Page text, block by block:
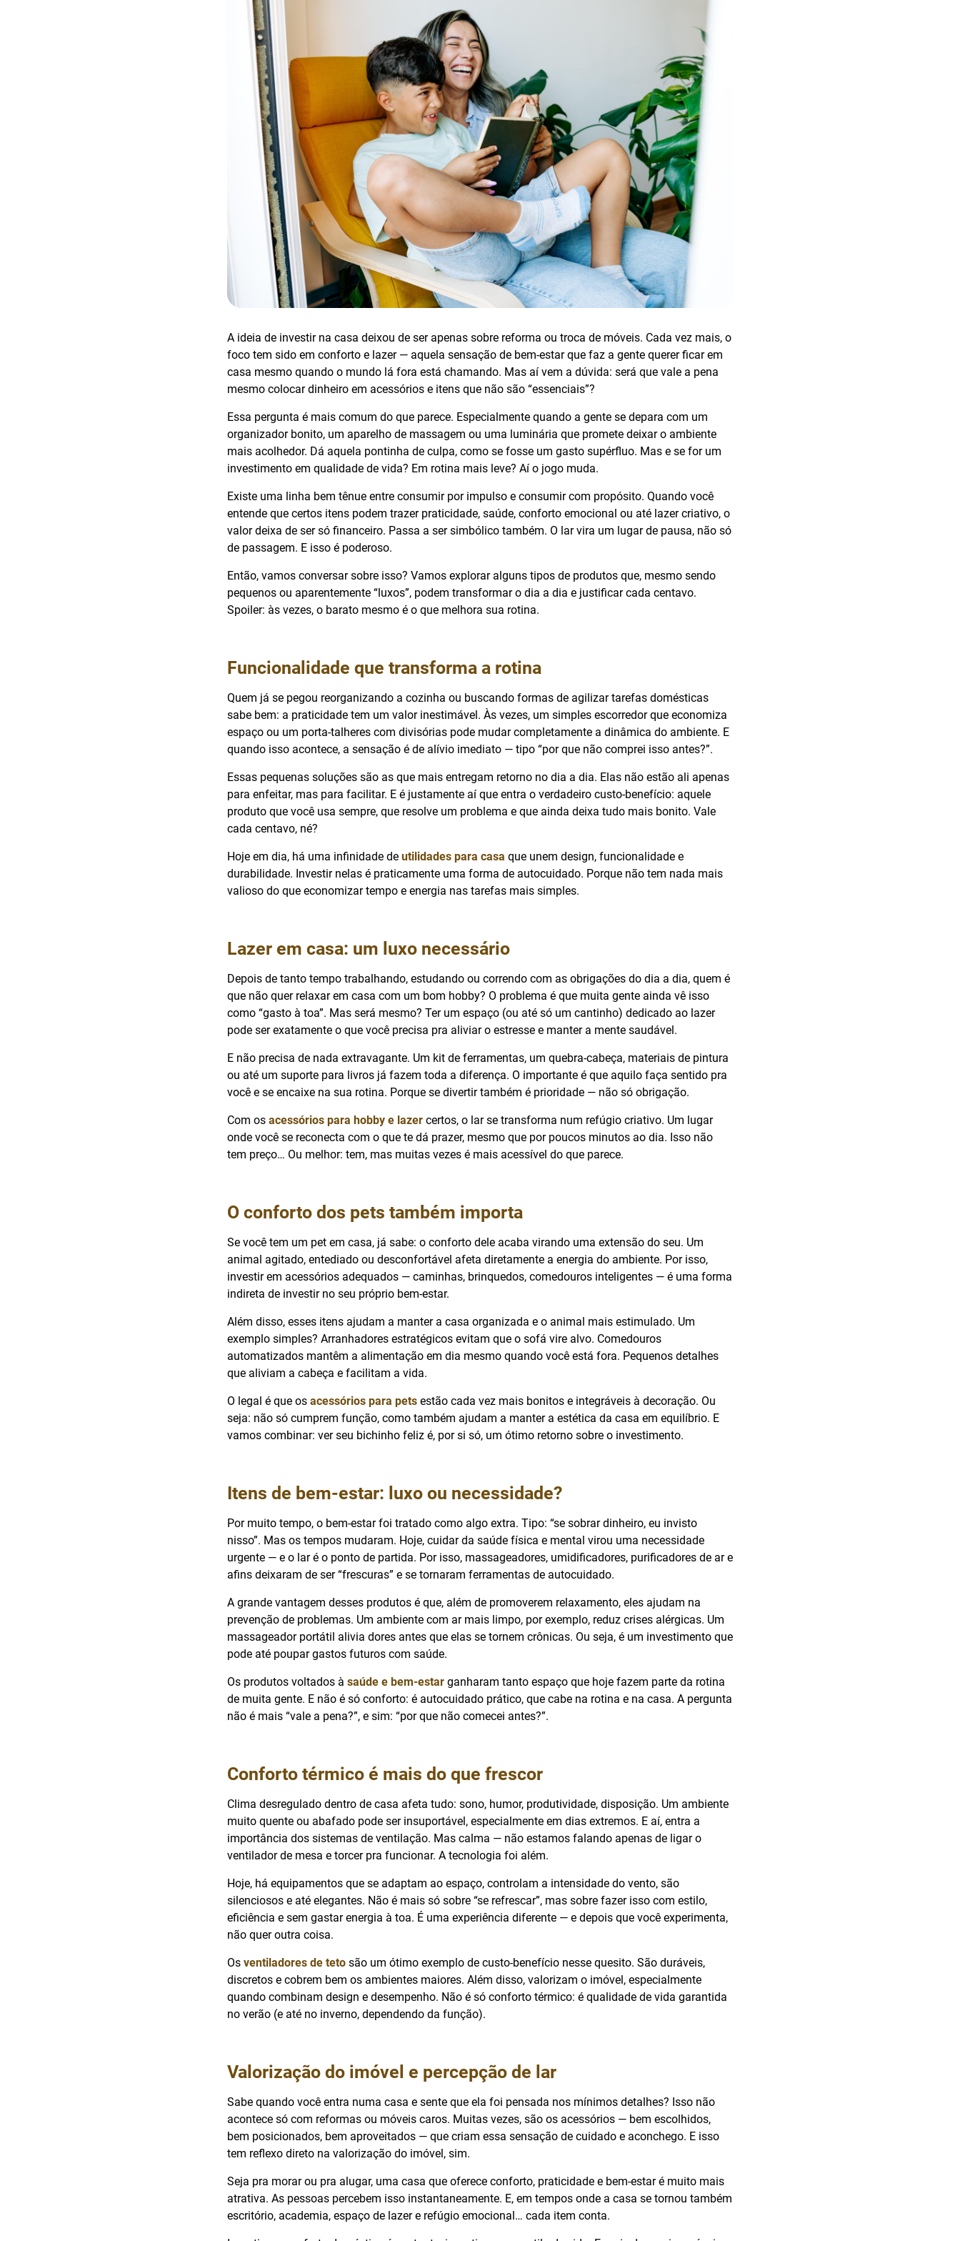
A ideia de investir na casa deixou de ser apenas sobre reforma ou troca de móveis. Cada vez mais, o
foco tem sido em conforto e lazer — aquela sensação de bem-estar que faz a gente querer ficar em
casa mesmo quando o mundo lá fora está chamando. Mas aí vem a dúvida: será que vale a pena
mesmo colocar dinheiro em acessórios e itens que não são “essenciais”?
Essa pergunta é mais comum do que parece. Especialmente quando a gente se depara com um
organizador bonito, um aparelho de massagem ou uma luminária que promete deixar o ambiente
mais acolhedor. Dá aquela pontinha de culpa, como se fosse um gasto supérfluo. Mas e se for um
investimento em qualidade de vida? Em rotina mais leve? Aí o jogo muda.
Existe uma linha bem tênue entre consumir por impulso e consumir com propósito. Quando você
entende que certos itens podem trazer praticidade, saúde, conforto emocional ou até lazer criativo, o
valor deixa de ser só financeiro. Passa a ser simbólico também. O lar vira um lugar de pausa, não só
de passagem. E isso é poderoso.
Então, vamos conversar sobre isso? Vamos explorar alguns tipos de produtos que, mesmo sendo
pequenos ou aparentemente “luxos”, podem transformar o dia a dia e justificar cada centavo.
Spoiler: às vezes, o barato mesmo é o que melhora sua rotina.
Funcionalidade que transforma a rotina
Quem já se pegou reorganizando a cozinha ou buscando formas de agilizar tarefas domésticas
sabe bem: a praticidade tem um valor inestimável. Às vezes, um simples escorredor que economiza
espaço ou um porta-talheres com divisórias pode mudar completamente a dinâmica do ambiente. E
quando isso acontece, a sensação é de alívio imediato — tipo “por que não comprei isso antes?”.
Essas pequenas soluções são as que mais entregam retorno no dia a dia. Elas não estão ali apenas
para enfeitar, mas para facilitar. E é justamente aí que entra o verdadeiro custo-benefício: aquele
produto que você usa sempre, que resolve um problema e que ainda deixa tudo mais bonito. Vale
cada centavo, né?
Hoje em dia, há uma infinidade de utilidades para casa que unem design, funcionalidade e
durabilidade. Investir nelas é praticamente uma forma de autocuidado. Porque não tem nada mais
valioso do que economizar tempo e energia nas tarefas mais simples.
Lazer em casa: um luxo necessário
Depois de tanto tempo trabalhando, estudando ou correndo com as obrigações do dia a dia, quem é
que não quer relaxar em casa com um bom hobby? O problema é que muita gente ainda vê isso
como “gasto à toa”. Mas será mesmo? Ter um espaço (ou até só um cantinho) dedicado ao lazer
pode ser exatamente o que você precisa pra aliviar o estresse e manter a mente saudável.
E não precisa de nada extravagante. Um kit de ferramentas, um quebra-cabeça, materiais de pintura
ou até um suporte para livros já fazem toda a diferença. O importante é que aquilo faça sentido pra
você e se encaixe na sua rotina. Porque se divertir também é prioridade — não só obrigação.
Com os acessórios para hobby e lazer certos, o lar se transforma num refúgio criativo. Um lugar
onde você se reconecta com o que te dá prazer, mesmo que por poucos minutos ao dia. Isso não
tem preço… Ou melhor: tem, mas muitas vezes é mais acessível do que parece.
O conforto dos pets também importa
Se você tem um pet em casa, já sabe: o conforto dele acaba virando uma extensão do seu. Um
animal agitado, entediado ou desconfortável afeta diretamente a energia do ambiente. Por isso,
investir em acessórios adequados — caminhas, brinquedos, comedouros inteligentes — é uma forma
indireta de investir no seu próprio bem-estar.
Além disso, esses itens ajudam a manter a casa organizada e o animal mais estimulado. Um
exemplo simples? Arranhadores estratégicos evitam que o sofá vire alvo. Comedouros
automatizados mantêm a alimentação em dia mesmo quando você está fora. Pequenos detalhes
que aliviam a cabeça e facilitam a vida.
O legal é que os acessórios para pets estão cada vez mais bonitos e integráveis à decoração. Ou
seja: não só cumprem função, como também ajudam a manter a estética da casa em equilíbrio. E
vamos combinar: ver seu bichinho feliz é, por si só, um ótimo retorno sobre o investimento.
Itens de bem-estar: luxo ou necessidade?
Por muito tempo, o bem-estar foi tratado como algo extra. Tipo: “se sobrar dinheiro, eu invisto
nisso”. Mas os tempos mudaram. Hoje, cuidar da saúde física e mental virou uma necessidade
urgente — e o lar é o ponto de partida. Por isso, massageadores, umidificadores, purificadores de ar e
afins deixaram de ser “frescuras” e se tornaram ferramentas de autocuidado.
A grande vantagem desses produtos é que, além de promoverem relaxamento, eles ajudam na
prevenção de problemas. Um ambiente com ar mais limpo, por exemplo, reduz crises alérgicas. Um
massageador portátil alivia dores antes que elas se tornem crônicas. Ou seja, é um investimento que
pode até poupar gastos futuros com saúde.
Os produtos voltados à saúde e bem-estar ganharam tanto espaço que hoje fazem parte da rotina
de muita gente. E não é só conforto: é autocuidado prático, que cabe na rotina e na casa. A pergunta
não é mais “vale a pena?”, e sim: “por que não comecei antes?”.
Conforto térmico é mais do que frescor
Clima desregulado dentro de casa afeta tudo: sono, humor, produtividade, disposição. Um ambiente
muito quente ou abafado pode ser insuportável, especialmente em dias extremos. E aí, entra a
importância dos sistemas de ventilação. Mas calma — não estamos falando apenas de ligar o
ventilador de mesa e torcer pra funcionar. A tecnologia foi além.
Hoje, há equipamentos que se adaptam ao espaço, controlam a intensidade do vento, são
silenciosos e até elegantes. Não é mais só sobre “se refrescar”, mas sobre fazer isso com estilo,
eficiência e sem gastar energia à toa. É uma experiência diferente — e depois que você experimenta,
não quer outra coisa.
Os ventiladores de teto são um ótimo exemplo de custo-benefício nesse quesito. São duráveis,
discretos e cobrem bem os ambientes maiores. Além disso, valorizam o imóvel, especialmente
quando combinam design e desempenho. Não é só conforto térmico: é qualidade de vida garantida
no verão (e até no inverno, dependendo da função).
Valorização do imóvel e percepção de lar
Sabe quando você entra numa casa e sente que ela foi pensada nos mínimos detalhes? Isso não
acontece só com reformas ou móveis caros. Muitas vezes, são os acessórios — bem escolhidos,
bem posicionados, bem aproveitados — que criam essa sensação de cuidado e aconchego. E isso
tem reflexo direto na valorização do imóvel, sim.
Seja pra morar ou pra alugar, uma casa que oferece conforto, praticidade e bem-estar é muito mais
atrativa. As pessoas percebem isso instantaneamente. E, em tempos onde a casa se tornou também
escritório, academia, espaço de lazer e refúgio emocional… cada item conta.